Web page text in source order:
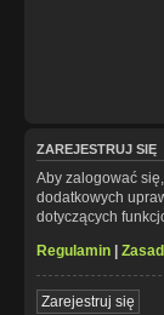
ZAREJESTRUJ SIĘ
Aby zalogować
dodatkowych
dotyczących
Regulamin |
Zarejestruj się